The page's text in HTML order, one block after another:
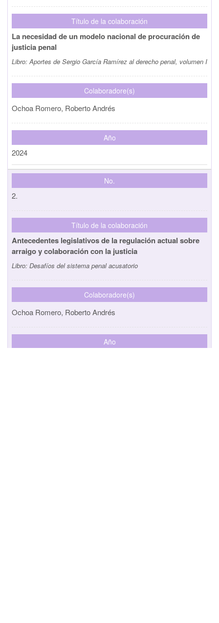
Título de la colaboración
La necesidad de un modelo nacional de procuración de
justicia penal
Libro:Aportes de Sergio García Ramírez al derecho penal, volumen I
Colaboradore(s)
Ochoa Romero, Roberto Andrés
Año
2024
No.
2.
Título de la colaboración
Antecedentes legislativos de la regulación actual sobre
arraigo y colaboración con la justicia
Libro: Desafíos del sistema penal acusatorio
Colaboradore(s)
Ochoa Romero, Roberto Andrés
Año